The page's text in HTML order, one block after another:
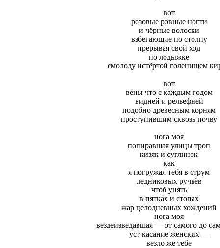
вот
розовые ровные ногти
и чёрные волоски
взбегающие по столпу
прерывая свой ход
по лодыжке
смолоду истёртой голенищем
вот
вены что с каждым годом
видней и рельефней
подобно древесным корням
проступившим сквозь почву
нога моя
попиравшая улицы троп
кизяк и суглинок
как
я погружал тебя в струм
ледниковых ручьёв
чтоб унять
в пятках и стопах
жар целодневных хождений
нога моя
вездеизведавшая — от самого до
уст касание женских —
везло же тебе